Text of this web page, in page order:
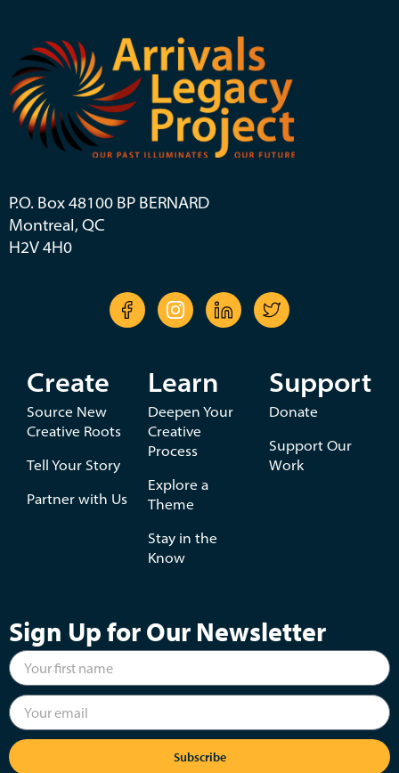
P.O. Box 48100 BP BERNARD
Montreal, QC
H2V 4H0
Create
Source New
Creative Roots
Tell Your Story
Partner with Us
Learn
Deepen Your
Creative
Process
Explore a
Theme
Stay in the
Know
Support
Donate
Support Our
Work
Sign Up for Our Newsletter
Subscribe